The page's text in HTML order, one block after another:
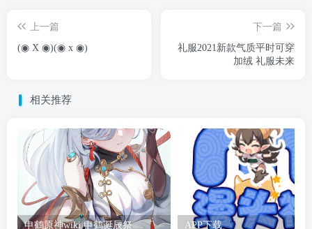
上一篇
(◉ X ◉)(◉ x ◉)
下一篇
礼服2021新款气质平时可穿
加绒 礼服未来
相关推荐
申鹤原神wiki 申鹤诞辰祭 APP下载